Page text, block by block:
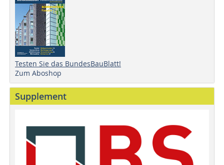
Testen Sie das BundesBauBlatt!
Zum Aboshop
Supplement